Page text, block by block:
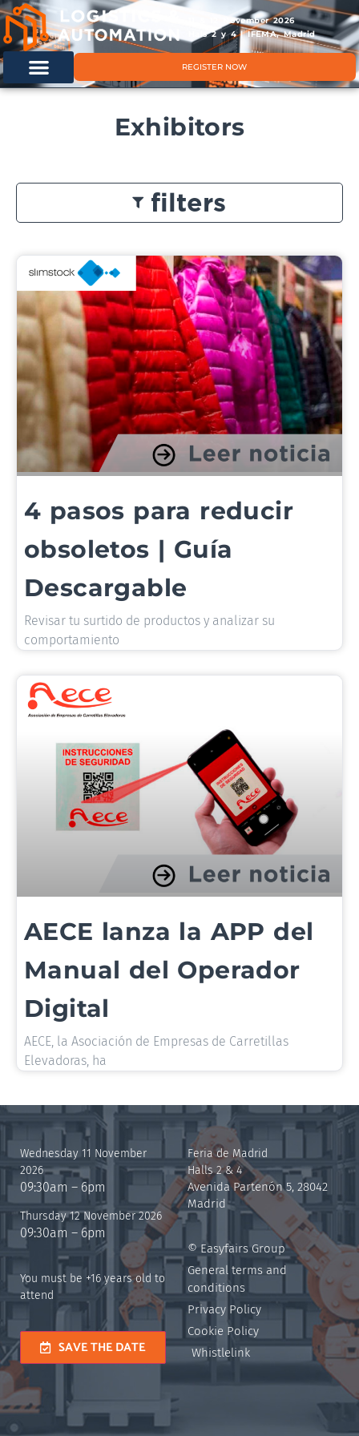
11 & 12 November 2026
Hals 2 y 4 | IFEMA, Madrid
REGISTER NOW
Exhibitors
filters
4 pasos para reducir
obsoletos | Guía
Descargable
Revisar tu surtido de productos y analizar su
comportamiento
AECE lanza la APP del
Manual del Operador
Digital
AECE, la Asociación de Empresas de Carretillas
Elevadoras, ha
Wednesday 11 November
2026
09:30am – 6pm
Thursday 12 November 2026
09:30am – 6pm
You must be +16 years old to
attend
SAVE THE DATE
Feria de Madrid
Halls 2 & 4
Avenida Partenón 5, 28042
Madrid
© Easyfairs Group
General terms and
conditions
Privacy Policy
Cookie Policy
Whistlelink